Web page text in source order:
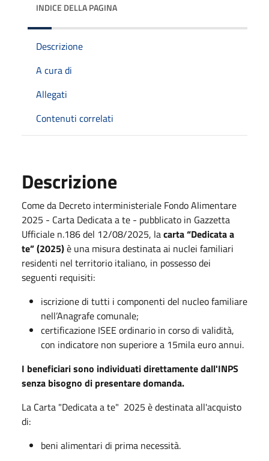
INDICE DELLA PAGINA
Descrizione
A cura di
Allegati
Contenuti correlati
Descrizione
Come da Decreto interministeriale Fondo Alimentare
2025 - Carta Dedicata a te - pubblicato in Gazzetta
Ufficiale n.186 del 12/08/2025, lacarta “Dedicata a
te” (2025)è una misura destinata ai nuclei familiari
residenti nel territorio italiano, in possesso dei
seguenti requisiti:
iscrizione di tutti i componenti del nucleo familiare
nell’Anagrafe comunale;
certificazione ISEE ordinario in corso di validità,
con indicatore non superiore a 15mila euro annui.
I beneficiari sono individuati direttamente dall'INPS
senza bisogno di presentare domanda.
La Carta "Dedicata a te" 2025 è destinata all'acquisto
di:
beni alimentari di prima necessità.